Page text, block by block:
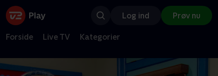
Log ind Prøv nu
Forside Live TV Kategorier